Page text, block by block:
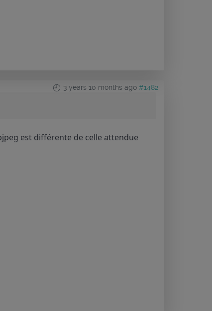
3 years 10 months ago #1482
est différente de celle attendue